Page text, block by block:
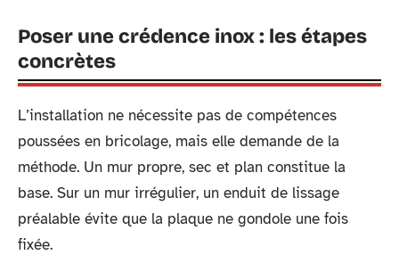
Poser une crédence inox : les étapes
concrètes
L’installation ne nécessite pas de compétences
poussées en bricolage, mais elle demande de la
méthode. Un mur propre, sec et plan constitue la
base. Sur un mur irrégulier, un enduit de lissage
préalable évite que la plaque ne gondole une fois
fixée.